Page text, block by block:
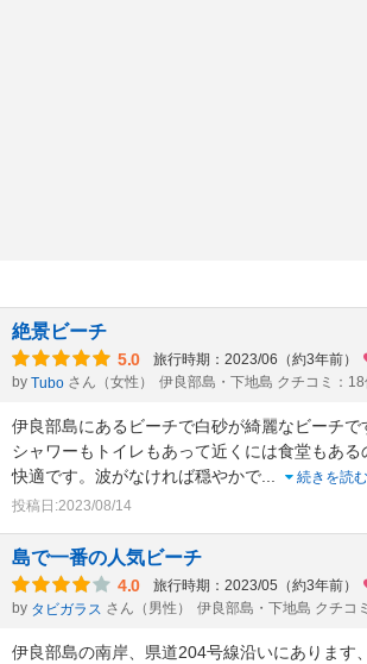
絶景ビーチ
5.0 旅行時期：2023/06（約3年前）
by Tubo さん（女性） 伊良部島・下地島 クチコミ：
伊良部島にあるビーチで白砂が綺麗なビーチで
シャワーもトイレもあって近くには食堂もある
快適です。波がなければ穏やかで
続きを読む
投稿日:2023/08/14
島で一番の人気ビーチ
4.0 旅行時期：2023/05（約3年前）
by タビガラス さん（男性） 伊良部島・下地島 クチコ
伊良部島の南岸、県道204号線沿いにあります